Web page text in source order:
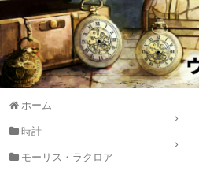
ホーム
時計
モーリス・ラクロア